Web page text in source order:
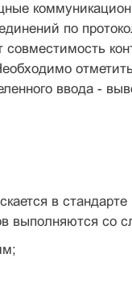
по
совместимость
ввода -
в
выполняются